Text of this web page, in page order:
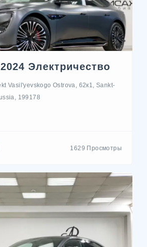
Электричество
Vasil'yevskogo Ostrova, 62к1, Sankt-
199178
1629 Просмотры